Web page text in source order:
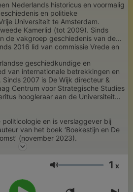
Nederlands historicus en voormalig
en politieke
Universiteit te Amsterdam.
Kamerlid (tot 2009). Sinds
de vakgroep geschiedenis van de
2016 lid van commissie Vrede en
geschiedkundige en
van internationale betrekkingen en
2007 is De Wijk directeur &
Centrum voor Strategische Studies
hoogleraar aan de Universiteit
politicologie en is verslaggever bij
van het boek ‘Boekestijn en De
(november 2023).
Сила на звука
1 x